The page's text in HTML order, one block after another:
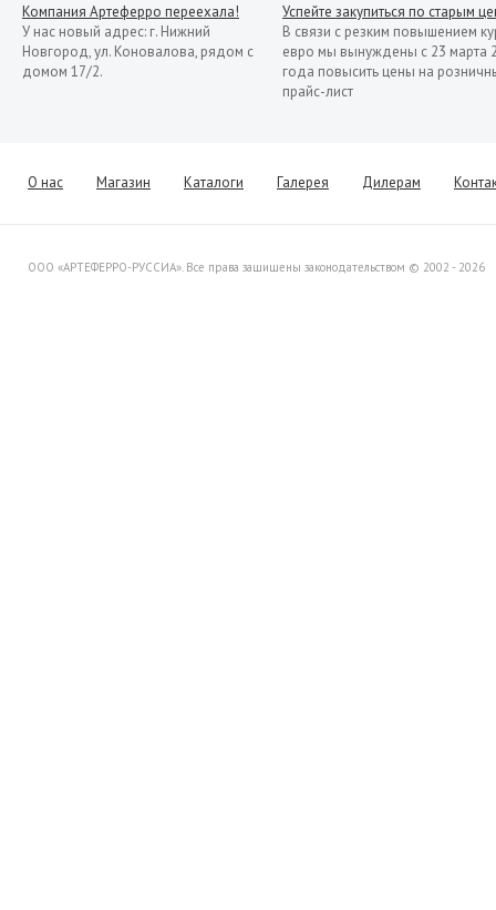
Компания Артеферро переехала!
У нас новый адрес: г. Нижний
Новгород, ул. Коновалова, рядом с
домом 17/2.
Успейте закупиться по старым
В связи с резким повышением
евро мы вынуждены с 23 марта
года повысить цены на
прайс-лист
Уважаемые клиенты! Представляем
Вашему вниманию распродажу
О нас Магазин Каталоги Галерея Дилерам
ООО «АРТЕФЕРРО-РУССИА». Все права защищены законодательством © 2002 - 2026